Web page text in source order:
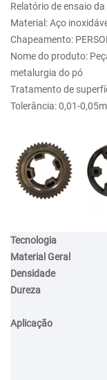
Relatório de ensaio
Material: Aço
Chapeamento:
Nome do produto:
metalurgia do pó
Tratamento de
Tolerância: 0,01-
Tecnologia
Material Geral
Densidade
Dureza
Aplicação